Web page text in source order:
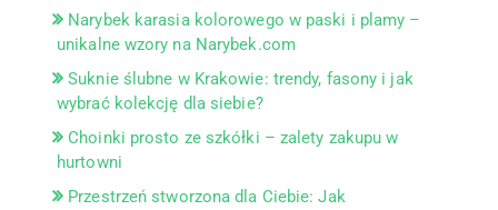
Narybek karasia kolorowego w paski i plamy –
unikalne wzory na Narybek.com
Suknie ślubne w Krakowie: trendy, fasony i jak
wybrać kolekcję dla siebie?
Choinki prosto ze szkółki – zalety zakupu w
hurtowni
Przestrzeń stworzona dla Ciebie: Jak